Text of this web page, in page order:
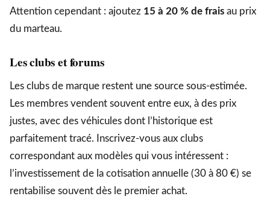
Attention cependant : ajoutez 15 à 20 % de frais au prix
du marteau.
Les clubs et forums
Les clubs de marque restent une source sous-estimée.
Les membres vendent souvent entre eux, à des prix
justes, avec des véhicules dont l’historique est
parfaitement tracé. Inscrivez-vous aux clubs
correspondant aux modèles qui vous intéressent :
l’investissement de la cotisation annuelle (30 à 80 €) se
rentabilise souvent dès le premier achat.